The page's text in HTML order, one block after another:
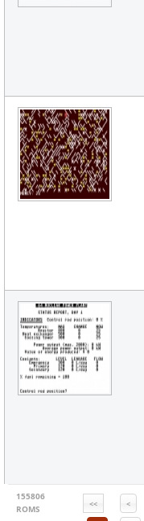
155806
ROMS
<< <